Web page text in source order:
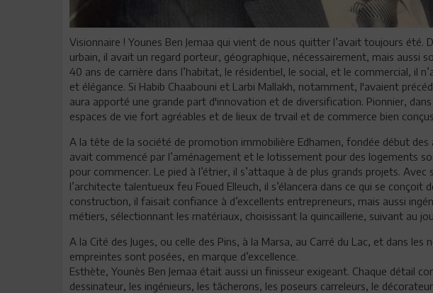
Visionnaire ! Younes Ben Jemaa qui vient de nous quitter l’avait toujours été.
urbain, il avait un regard porteur, géographique, nécessairement, mais aussi
40 ans de carrière dans l’habitat, le résidentiel, le social, et le commercial, il
et élégance. Si Habib Chaabouni et Larbi Mallakh, notamment, l'avaient
aura apporté une grande part d'innovation et de diversification. Pionnier,
espaces de vie fort agréables et de lieux de trvail et de commerce bien
A la tête de la société de promotion immobilière Edhamen, fondée début des
avait commencé par l’aménagement et le lotissement pour des logements
pour commencer. Le pied à l’étrier, il s’attaque à de plus grands projets.
l’architecte talentueux feu Foued Elleuch, il s’élancera dans ce qui se conçoit
construction, il faisait confiance à d’excellents entrepreneurs, mais aussi
métiers, sélectionnant les matériaux, choisissant la quincaillerie, suivant au
A la Cité des Juges, ou celle des Pins, à la Marsa, au Carré du Lac, et dans les
empreintes sont posées, en marque d’excellence.
Esthète, Younès Ben Jemaa était aussi un finisseur exigeant. Chaque détail
dessinateur, les ingénieurs, les tâcherons, les poseurs carreleurs, le